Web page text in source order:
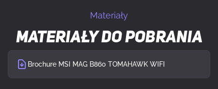
Obsługiwane gniazda procesora LGA 1851
Maksymalna pamięć wewnętrzna
Materiały
Materiały do pobrania
Brochure MSI MAG B860 TOMAHAWK WIFI